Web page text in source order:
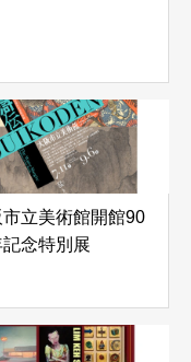
市立美術館開館90
記念特別展